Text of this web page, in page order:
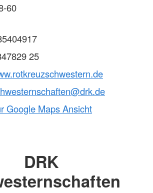
60
25
Google Maps Ansicht
DRK